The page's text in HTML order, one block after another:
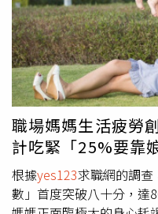
幅為4.6%，也同創12年
勢，有高達75.6%的企業
履歷者給予較高起薪，平
業也透露，會提高這類早
內容，企業也重視外語能
企業表示，附上外語履歷
持正面態度；另有48.8%
連結。調查也顯示，來自
大、台科大、北科大等7
意提高新鮮人起薪水準，
職場媽媽生活疲勞
計吃緊「25%要靠
根據yes123求職網的調查
數」首度突破八十分，達